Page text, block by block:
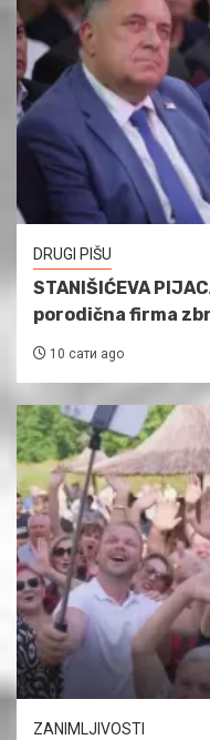
DRUGI PIŠU
STANIŠIĆEVA
porodična firma
10 сати ago
ZANIMLJIVOSTI